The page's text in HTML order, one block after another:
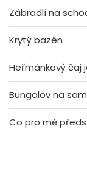
Zábradlí na
Krytý bazén
Heřmánkový čaj
Bungalov na
Co pro mě